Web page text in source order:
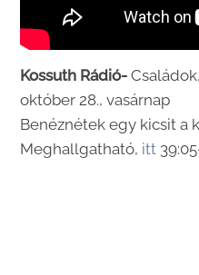
Kossuth Rádió-
október 28., vasárnap
Benéznétek egy kicsit a
Meghallgatható, itt